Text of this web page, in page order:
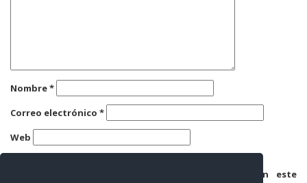
Nombre*
Correo electrónico *
Web
Guarda mi nombre, correo electrónico y web en este